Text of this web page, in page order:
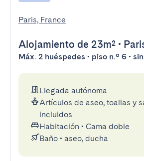
Paris, France
Alojamiento de 23m² •
Máx. 2 huéspedes • piso n.º 6 •
Llegada autónoma
Artículos de aseo, toallas y
incluidos
Habitación • Cama doble
Baño • aseo, ducha